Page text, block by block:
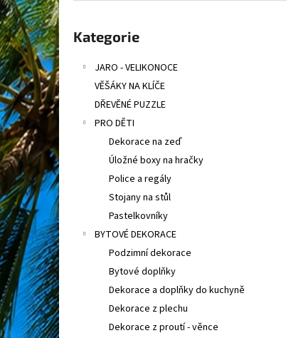
kategorie
Kategorie
JARO - VELIKONOCE
VĚŠÁKY NA KLÍČE
DŘEVĚNÉ PUZZLE
PRO DĚTI
Dekorace na zeď
Úložné boxy na hračky
Police a regály
Stojany na stůl
Pastelkovníky
BYTOVÉ DEKORACE
Podzimní dekorace
Bytové doplňky
Dekorace a doplňky do kuchyně
Dekorace z plechu
Dekorace z proutí - věnce